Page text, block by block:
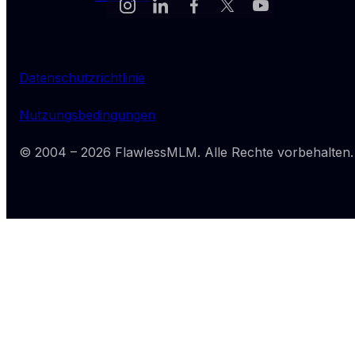
© 2004 – 2026 FlawlessMLM. Alle Rechte vorbehalten.
Nutzungsbedingungen
Datenschutzrichtlinie